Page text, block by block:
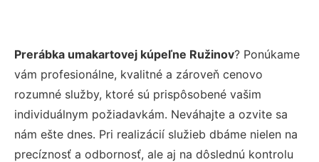
Prerábka umakartovej kúpeľne Ružinov? Ponúkame
vám profesionálne, kvalitné a zároveň cenovo
rozumné služby, ktoré sú prispôsobené vašim
individuálnym požiadavkám. Neváhajte a ozvite sa
nám ešte dnes. Pri realizácií služieb dbáme nielen na
precíznosť a odbornosť, ale aj na dôslednú kontrolu